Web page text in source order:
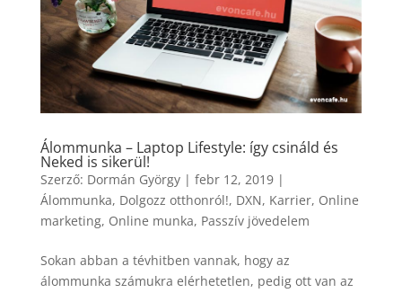
Álommunka – Laptop Lifestyle: így csináld és
Neked is sikerül!
Szerző: Dormán György| febr 12, 2019|
Álommunka, Dolgozz otthonról!, DXN, Karrier, Online
marketing, Online munka, Passzív jövedelem
Sokan abban a tévhitben vannak, hogy az
álommunka számukra elérhetetlen, pedig ott van az